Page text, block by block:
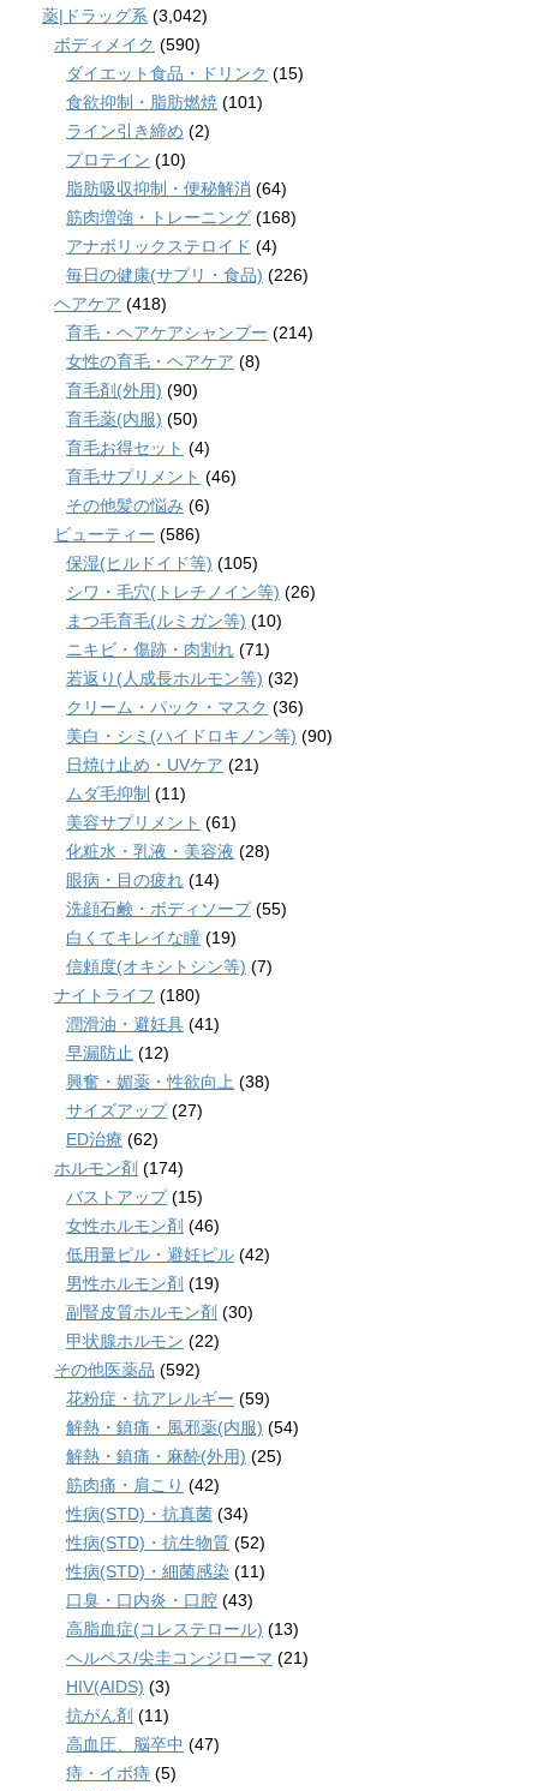
薬|ドラッグ系 (3,042)
ボディメイク (590)
ダイエット食品・ドリンク (15)
食欲抑制・脂肪燃焼 (101)
ライン引き締め (2)
プロテイン (10)
脂肪吸収抑制・便秘解消 (64)
筋肉増強・トレーニング (168)
アナボリックステロイド (4)
毎日の健康(サプリ・食品) (226)
ヘアケア (418)
育毛・ヘアケアシャンプー (214)
女性の育毛・ヘアケア (8)
育毛剤(外用) (90)
育毛薬(内服) (50)
育毛お得セット (4)
育毛サプリメント (46)
その他髪の悩み (6)
ビューティー (586)
保湿(ヒルドイド等) (105)
シワ・毛穴(トレチノイン等) (26)
まつ毛育毛(ルミガン等) (10)
ニキビ・傷跡・肉割れ (71)
若返り(人成長ホルモン等) (32)
クリーム・パック・マスク (36)
美白・シミ(ハイドロキノン等) (90)
日焼け止め・UVケア (21)
ムダ毛抑制 (11)
美容サプリメント (61)
化粧水・乳液・美容液 (28)
眼病・目の疲れ (14)
洗顔石鹸・ボディソープ(55)
白くてキレイな瞳 (19)
信頼度(オキシトシン等) (7)
ナイトライフ (180)
潤滑油・避妊具 (41)
早漏防止 (12)
興奮・媚薬・性欲向上 (38)
サイズアップ(27)
ED治療 (62)
ホルモン剤 (174)
バストアップ(15)
女性ホルモン剤 (46)
低用量ピル・避妊ピル (42)
男性ホルモン剤 (19)
副腎皮質ホルモン剤 (30)
甲状腺ホルモン (22)
その他医薬品 (592)
花粉症・抗アレルギー (59)
解熱・鎮痛・風邪薬(内服) (54)
解熱・鎮痛・麻酔(外用) (25)
筋肉痛・肩こり (42)
性病(STD)・抗真菌 (34)
性病(STD)・抗生物質 (52)
性病(STD)・細菌感染 (11)
口臭・口内炎・口腔 (43)
高脂血症(コレステロール) (13)
ヘルペス/尖圭コンジローマ (21)
HIV(AIDS) (3)
抗がん剤 (11)
高血圧、脳卒中 (47)
痔・イボ痔 (5)